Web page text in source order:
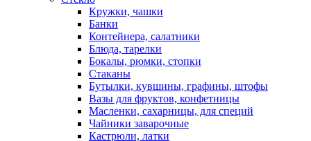
Кружки, чашки
Банки
Контейнера, салатники
Блюда, тарелки
Бокалы, рюмки, стопки
Стаканы
Бутылки, кувшины, графины, штофы
Вазы для фруктов, конфетницы
Масленки, сахарницы, для специй
Чайники заварочные
Кастрюли, латки